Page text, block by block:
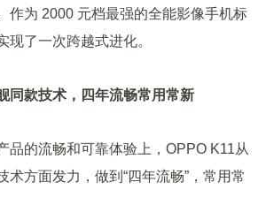
作为 2000 元档最强的全能影像手机标
现了一次跨越式进化。
同款技术，四年流畅常用常新
品的流畅和可靠体验上，OPPO K11从
术方面发力，做到“四年流畅”，常用常